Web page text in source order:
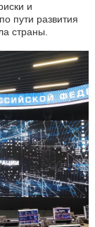
и
пути развития
страны.